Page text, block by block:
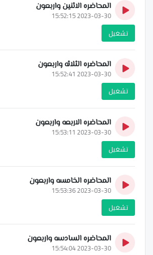
المحاضره الاثنين واربعون
2023-03-30 15:52:15
تشغيل
المحاضره الثلاثه واربعون
2023-03-30 15:52:41
تشغيل
المحاضره الاربعه واربعون
2023-03-30 15:53:11
تشغيل
المحاضره الخامسه واربعون
2023-03-30 15:53:36
تشغيل
المحاضره السادسه واربعون
2023-03-30 15:54:04